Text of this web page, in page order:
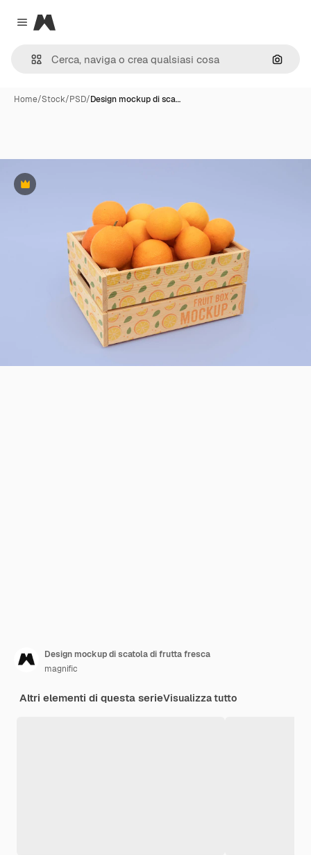
Close menu
Magnific
Cerca
Home/Stock/PSD/Design mockup di sca…
Premium
Design mockup di scatola di frutta fresca
magnific
Altri elementi di questa serieVisualizza tutto